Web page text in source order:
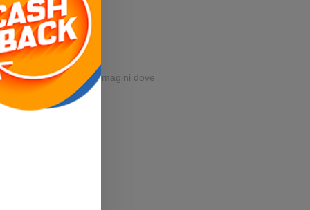
scansionabili e immagini dove